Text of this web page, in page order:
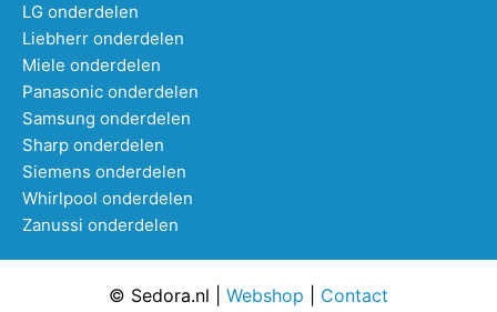
LG onderdelen
Liebherr onderdelen
Miele onderdelen
Panasonic onderdelen
Samsung onderdelen
Sharp onderdelen
Siemens onderdelen
Whirlpool onderdelen
Zanussi onderdelen
© Sedora.nl | Webshop Contact